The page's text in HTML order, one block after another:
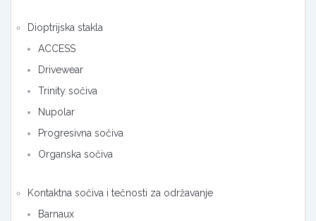
Dioptrijska stakla
ACCESS
Drivewear
Trinity sočiva
Nupolar
Progresivna sočiva
Organska sočiva
Kontaktna sočiva i tečnosti za održavanje
Barnaux